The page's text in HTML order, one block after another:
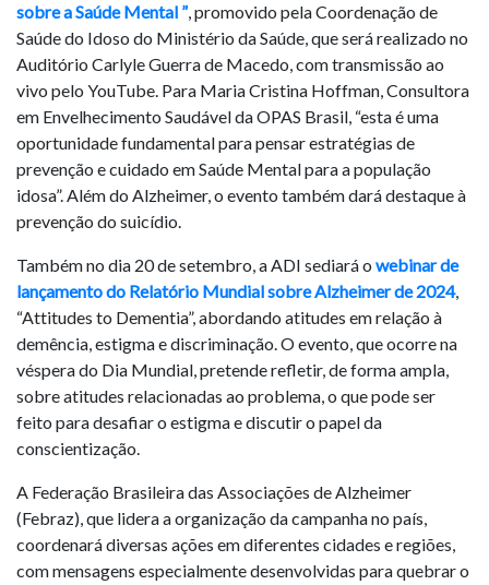
sobre a Saúde Mental ”, promovido pela Coordenação de
Saúde do Idoso do Ministério da Saúde, que será realizado no
Auditório Carlyle Guerra de Macedo, com transmissão ao
vivo pelo YouTube. Para Maria Cristina Hoffman, Consultora
em Envelhecimento Saudável da OPAS Brasil, “esta é uma
oportunidade fundamental para pensar estratégias de
prevenção e cuidado em Saúde Mental para a população
idosa”. Além do Alzheimer, o evento também dará destaque à
prevenção do suicídio.
Também no dia 20 de setembro, a ADI sediará o webinar de
lançamento do Relatório Mundial sobre Alzheimer de 2024,
“Attitudes to Dementia”, abordando atitudes em relação à
demência, estigma e discriminação. O evento, que ocorre na
véspera do Dia Mundial, pretende refletir, de forma ampla,
sobre atitudes relacionadas ao problema, o que pode ser
feito para desafiar o estigma e discutir o papel da
conscientização.
A Federação Brasileira das Associações de Alzheimer
(Febraz), que lidera a organização da campanha no país,
coordenará diversas ações em diferentes cidades e regiões,
com mensagens especialmente desenvolvidas para quebrar o